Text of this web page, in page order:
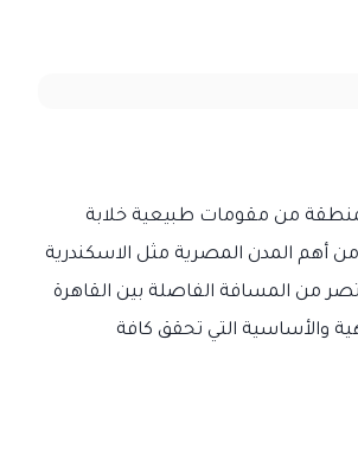
من مقومات طبيعية خلابة
أهم المدن المصرية مثل الاسكندرية
من المسافة الفاصلة بين القاهرة
الترفيهية والأساسية التي تحقق كافة